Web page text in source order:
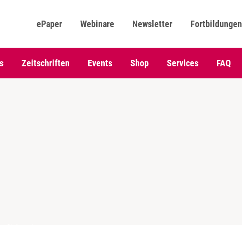
ePaper Webinare Newsletter Fortbildungen
Zeitschriften Events Shop Services FAQ